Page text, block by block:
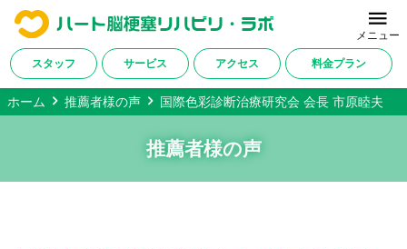
ホーム
当施設について
メニュー
スタッフ サービス アクセス 料金プラン
ホーム 推薦者様の声 国際色彩診断治療研究会 会長 市原睦夫
推薦者様の声